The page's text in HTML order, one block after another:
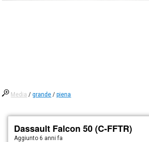
Media /grande /piena
Dassault Falcon 50 (C-FFTR)
Aggiunto6 anni fa